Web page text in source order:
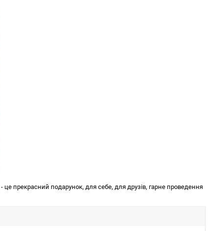
- це прекрасний подарунок, для себе, для друзів, гарне проведення